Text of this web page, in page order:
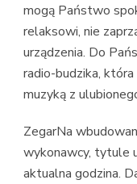
mogą Państwo
relaksowi, nie
urządzenia. Do
radio-budzika,
muzyką z
ZegarNa
wykonawcy, tytule
aktualna godzina.